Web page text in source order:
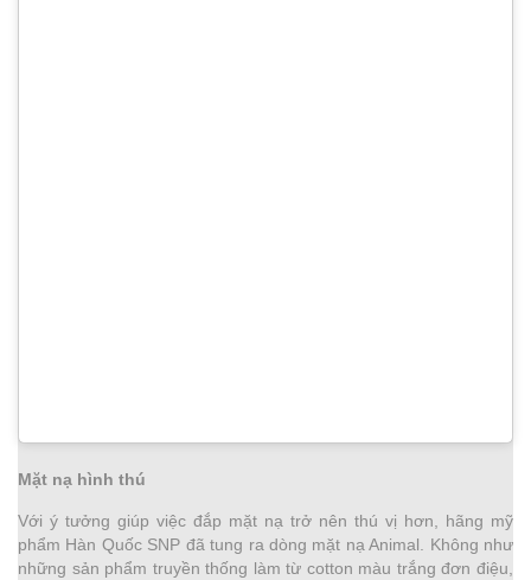
Mặt nạ hình thú
Với ý tưởng giúp việc đắp mặt nạ trở nên thú vị hơn, hãng mỹ
phẩm Hàn Quốc SNP đã tung ra dòng mặt nạ Animal. Không như
những sản phẩm truyền thống làm từ cotton màu trắng đơn điệu,